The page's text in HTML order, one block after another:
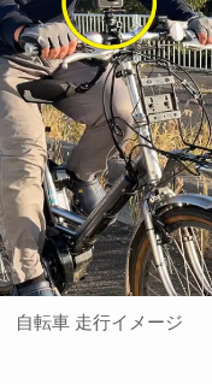
自転車 走行イメージ